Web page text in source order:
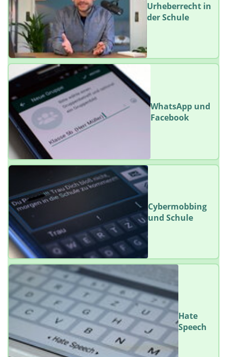
Urheberrecht in
der Schule
WhatsApp und
Facebook
Cybermobbing
und Schule
Hate
Speech